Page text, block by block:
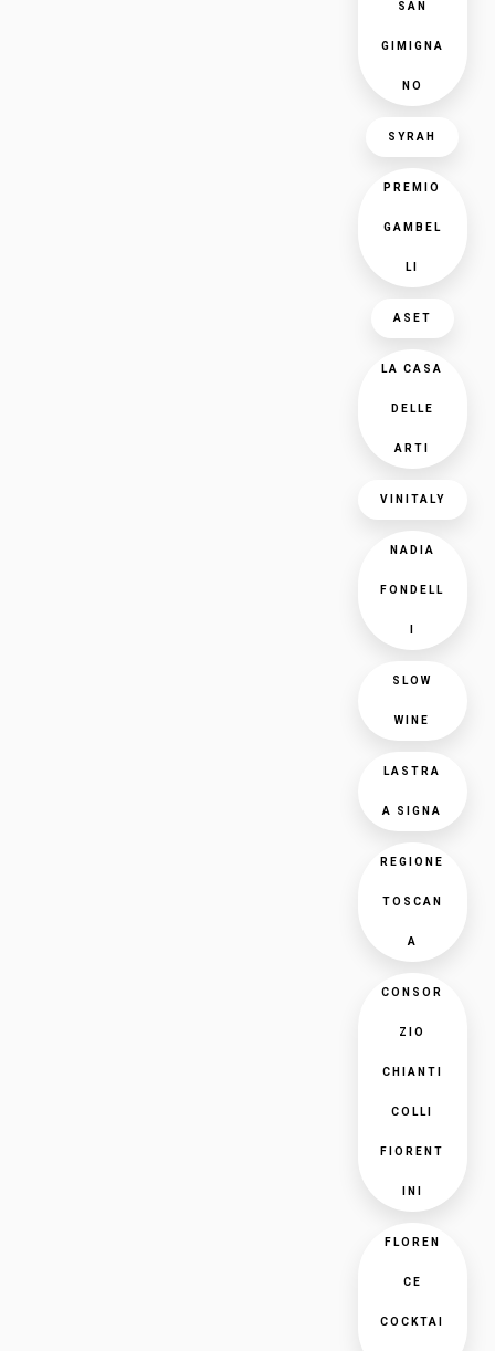
SAN
GIMIGNA
NO
SYRAH
PREMIO
GAMBEL
LI
ASET
LA CASA
DELLE
ARTI
VINITALY
NADIA
FONDELL
SLOW
WINE
LASTRA
A SIGNA
REGIONE
TOSCAN
A
CONSOR
ZIO
CHIANTI
COLLI
FIORENT
INI
FLOREN
CE
COCKTAI